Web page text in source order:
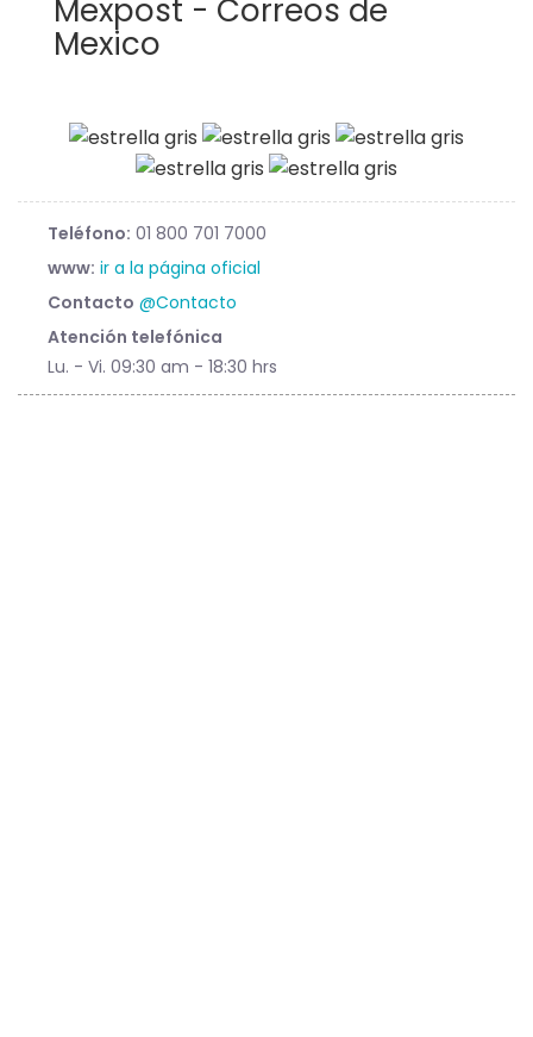
Mexpost - Correos de
Mexico
Teléfono: 01 800 701 7000
www: ir a la página oficial
Contacto @Contacto
Atención telefónica
Lu. - Vi. 09:30 am - 18:30 hrs